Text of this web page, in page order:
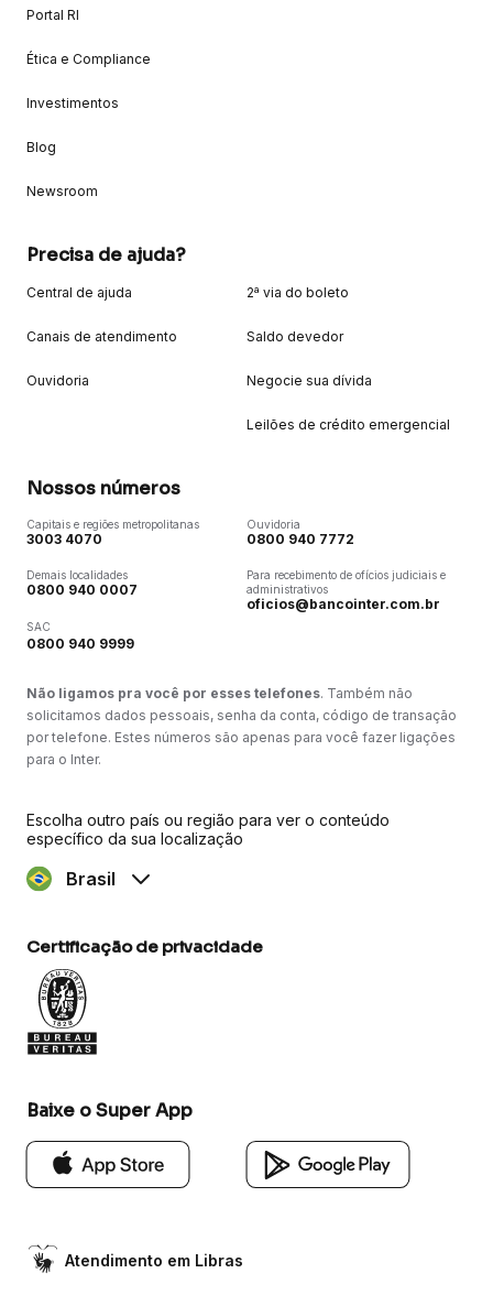
Portal RI
Ética e Compliance
Investimentos
Blog
Newsroom
Precisa de ajuda?
Central de ajuda
Canais de atendimento
Ouvidoria
2ª via do boleto
Saldo devedor
Negocie sua dívida
Leilões de crédito emergencial
Nossos números
Capitais e regiões metropolitanas
3003 4070
Demais localidades
0800 940 0007
SAC
0800 940 9999
Ouvidoria
0800 940 7772
Para recebimento de ofícios judiciais e
administrativos
oficios@bancointer.com.br
Não ligamos pra você por esses telefones. Também não
solicitamos dados pessoais, senha da conta, código de transação
por telefone. Estes números são apenas para você fazer ligações
para o Inter.
Escolha outro país ou região para ver o conteúdo
específico da sua localização
Brasil
Certificação de privacidade
Baixe o Super App
Atendimento em Libras